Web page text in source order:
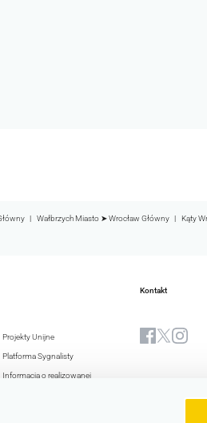
Wałbrzych Miasto ➤ Wrocław Główny Kąty
Projekty Unijne
Platforma Sygnalisty
Informacja o realizowanej
Kontakt
Biuletyn